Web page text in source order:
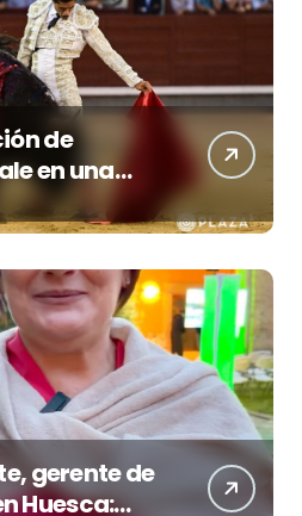
de
en una
Ventas
gerente de
Huesca: